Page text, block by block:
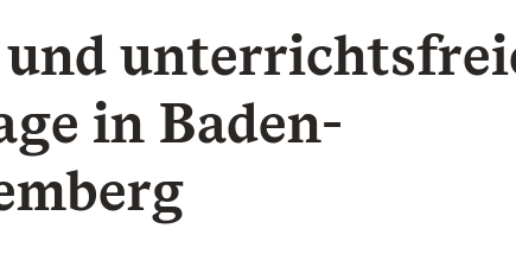
und
in Baden-